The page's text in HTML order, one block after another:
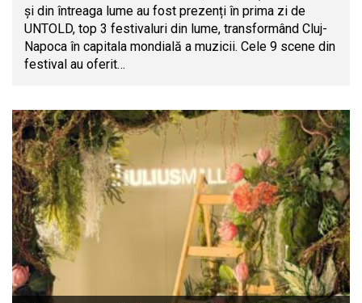
și din întreaga lume au fost prezenți în prima zi de
UNTOLD, top 3 festivaluri din lume, transformând Cluj-
Napoca în capitala mondială a muzicii. Cele 9 scene din
festival au oferit…